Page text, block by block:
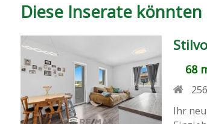
Diese Inserate
68
Ihr